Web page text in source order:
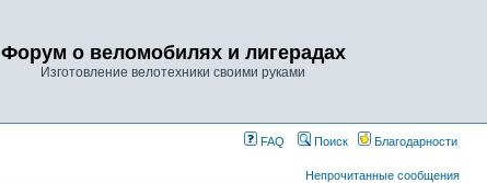
Форум о веломобилях и лигерадах
Изготовление велотехники своими руками
FAQ Поиск Благодарности
Непрочитанные сообщения